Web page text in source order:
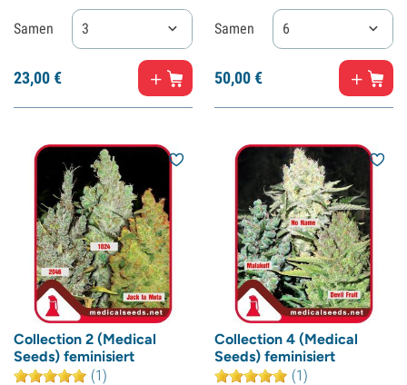
Samen 3
23,00€
Samen 6
50,00€
Collection 2 (Medical
Seeds) feminisiert
(1)
Collection 4 (Medical
Seeds) feminisiert
(1)